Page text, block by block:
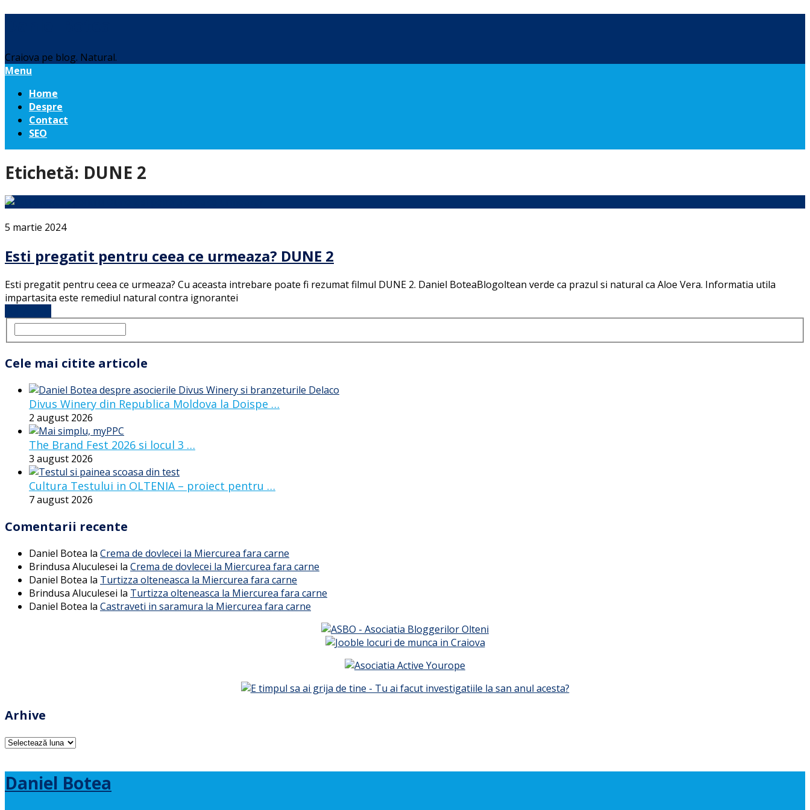
Craiova pe blog. Natural.
Menu
Home
Despre
Contact
SEO
Etichetă: DUNE 2
5 martie 2024
Esti pregatit pentru ceea ce urmeaza? DUNE 2
Esti pregatit pentru ceea ce urmeaza? Cu aceasta intrebare poate fi rezumat filmul DUNE 2. Daniel BoteaBlogoltean verde ca prazul si natural ca Aloe Vera. Informatia utila
impartasita este remediul natural contra ignorantei
Cele mai citite articole
Divus Winery din Republica Moldova la Doispe …
2 august 2026
The Brand Fest 2026 si locul 3 …
3 august 2026
Cultura Testului in OLTENIA – proiect pentru …
7 august 2026
Comentarii recente
Daniel Botea la Crema de dovlecei la Miercurea fara carne
Brindusa Aluculesei la Crema de dovlecei la Miercurea fara carne
Daniel Botea la Turtizza olteneasca la Miercurea fara carne
Brindusa Aluculesei la Turtizza olteneasca la Miercurea fara carne
Daniel Botea la Castraveti in saramura la Miercurea fara carne
Arhive
Arhive
Daniel Botea